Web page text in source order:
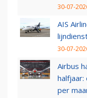
30-07-
AIS
30-07-
Airbus
halfjaar:
per